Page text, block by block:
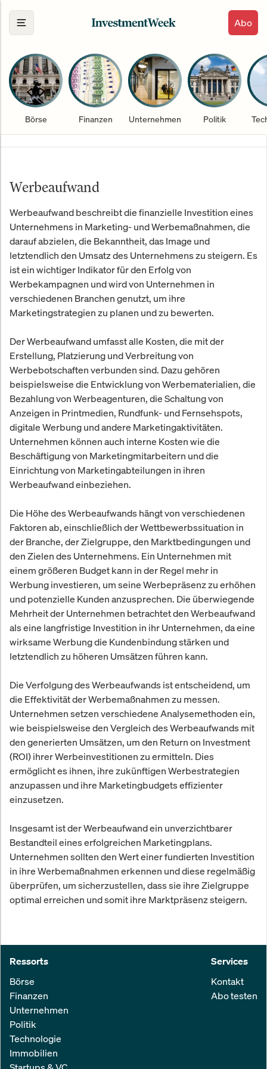
Abo
Börse Finanzen Unternehmen Politik
Werbeaufwand
Werbeaufwand beschreibt die finanzielle Investition eines
Unternehmens in Marketing- und Werbemaßnahmen, die
darauf abzielen, die Bekanntheit, das Image und
letztendlich den Umsatz des Unternehmens zu steigern. Es
ist ein wichtiger Indikator für den Erfolg von
Werbekampagnen und wird von Unternehmen in
verschiedenen Branchen genutzt, um ihre
Marketingstrategien zu planen und zu bewerten.
Der Werbeaufwand umfasst alle Kosten, die mit der
Erstellung, Platzierung und Verbreitung von
Werbebotschaften verbunden sind. Dazu gehören
beispielsweise die Entwicklung von Werbematerialien, die
Bezahlung von Werbeagenturen, die Schaltung von
Anzeigen in Printmedien, Rundfunk- und Fernsehspots,
digitale Werbung und andere Marketingaktivitäten.
Unternehmen können auch interne Kosten wie die
Beschäftigung von Marketingmitarbeitern und die
Einrichtung von Marketingabteilungen in ihren
Werbeaufwand einbeziehen.
Die Höhe des Werbeaufwands hängt von verschiedenen
Faktoren ab, einschließlich der Wettbewerbssituation in
der Branche, der Zielgruppe, den Marktbedingungen und
den Zielen des Unternehmens. Ein Unternehmen mit
einem größeren Budget kann in der Regel mehr in
Werbung investieren, um seine Werbepräsenz zu erhöhen
und potenzielle Kunden anzusprechen. Die überwiegende
Mehrheit der Unternehmen betrachtet den Werbeaufwand
als eine langfristige Investition in ihr Unternehmen, da eine
wirksame Werbung die Kundenbindung stärken und
letztendlich zu höheren Umsätzen führen kann.
Die Verfolgung des Werbeaufwands ist entscheidend, um
die Effektivität der Werbemaßnahmen zu messen.
Unternehmen setzen verschiedene Analysemethoden ein,
wie beispielsweise den Vergleich des Werbeaufwands mit
den generierten Umsätzen, um den Return on Investment
(ROI) ihrer Werbeinvestitionen zu ermitteln. Dies
ermöglicht es ihnen, ihre zukünftigen Werbestrategien
anzupassen und ihre Marketingbudgets effizienter
einzusetzen.
Insgesamt ist der Werbeaufwand ein unverzichtbarer
Bestandteil eines erfolgreichen Marketingplans.
Unternehmen sollten den Wert einer fundierten Investition
in ihre Werbemaßnahmen erkennen und diese regelmäßig
überprüfen, um sicherzustellen, dass sie ihre Zielgruppe
optimal erreichen und somit ihre Marktpräsenz steigern.
Ressorts
Börse
Finanzen
Unternehmen
Politik
Technologie
Immobilien
Services
Kontakt
Abo testen